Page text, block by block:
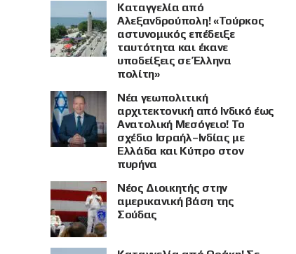
Καταγγελία από
Αλεξανδρούπολη! «Τούρκος
αστυνομικός επέδειξε
ταυτότητα και έκανε
υποδείξεις σε Έλληνα
πολίτη»
Νέα γεωπολιτική
αρχιτεκτονική από Ινδικό έως
Ανατολική Μεσόγειο! Το
σχέδιο Ισραήλ–Ινδίας με
Ελλάδα και Κύπρο στον
πυρήνα
Νέος Διοικητής στην
αμερικανική βάση της
Σούδας